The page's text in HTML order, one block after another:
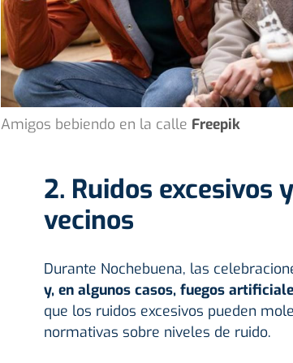
Amigos bebiendo en la calle Freepik
2. Ruidos excesivos
vecinos
Durante Nochebuena, las
y, en algunos casos, fuegos
que los ruidos excesivos pueden
normativas sobre niveles de ruido.